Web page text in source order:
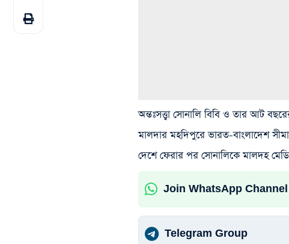
অন্তঃসত্ত্বা সোনালি বিবি ও তার আট
মালদার মহদিপুরে ভারত-বাংলাদেশ
দেশে ফেরার পর সোনালিকে মালদহ
Join WhatsApp Channel
Telegram Group